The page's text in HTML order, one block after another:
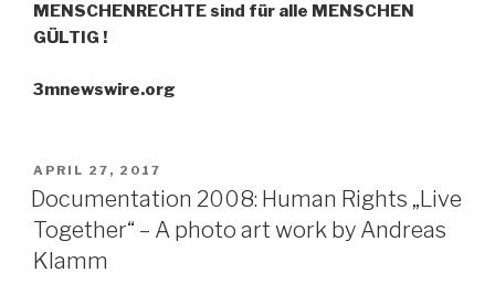
MENSCHENRECHTE sind für alle MENSCHEN
GÜLTIG !
3mnewswire.org
VERÖFFENTLICHT
AM
APRIL 27, 2017
Documentation 2008: Human Rights „Live
Together“ – A photo art work by Andreas
Klamm